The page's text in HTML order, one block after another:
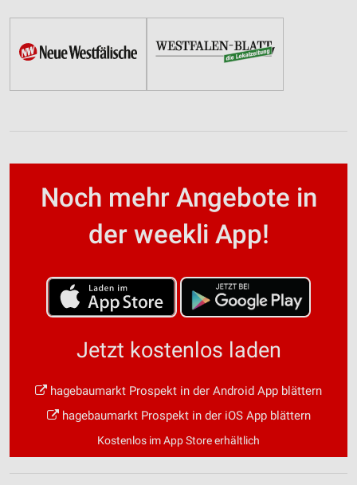
Noch mehr Angebote in
der weekli App!
Jetzt kostenlos laden
hagebaumarkt Prospekt in der Android App blättern
hagebaumarkt Prospekt in der iOS App blättern
Kostenlos im App Store erhältlich